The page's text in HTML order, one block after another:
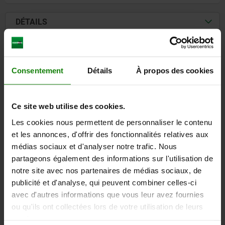
Consentement Détails À propos des cookies
Ce site web utilise des cookies.
Les cookies nous permettent de personnaliser le contenu
et les annonces, d'offrir des fonctionnalités relatives aux
médias sociaux et d'analyser notre trafic. Nous
partageons également des informations sur l'utilisation de
notre site avec nos partenaires de médias sociaux, de
publicité et d'analyse, qui peuvent combiner celles-ci
avec d'autres informations que vous leur avez fournies
ou qu'ils ont collectées lors de votre utilisation de leurs
DÉTAILS
D'autres clients ont
également acheté
06070